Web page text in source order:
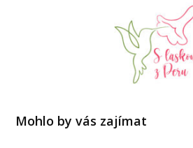
Mohlo by vás zajímat